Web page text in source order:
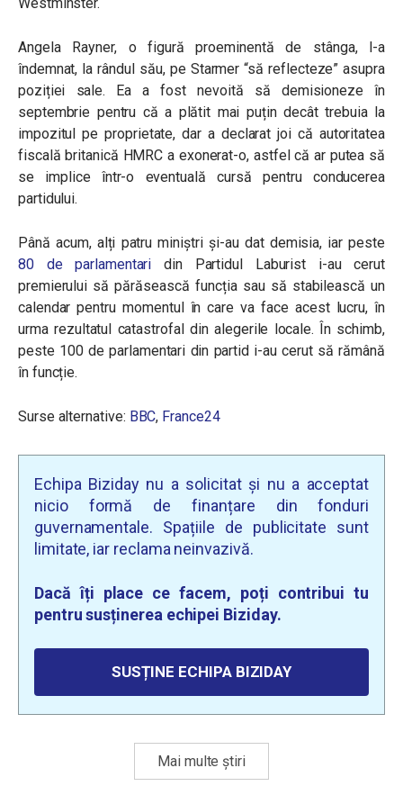
Angela Rayner, o figură proeminentă de stânga, l-a
îndemnat, la rândul său, pe Starmer “să reflecteze” asupra
poziției sale. Ea a fost nevoită să demisioneze în
septembrie pentru că a plătit mai puțin decât trebuia la
impozitul pe proprietate, dar a declarat joi că autoritatea
fiscală britanică HMRC a exonerat-o, astfel că ar putea să
se implice într-o eventuală cursă pentru conducerea
partidului.
Până acum, alți patru miniștri și-au dat demisia, iar peste
80 de parlamentari din Partidul Laburist i-au cerut
premierului să părăsească funcția sau să stabilească un
calendar pentru momentul în care va face acest lucru, în
urma rezultatul catastrofal din alegerile locale. În schimb,
peste 100 de parlamentari din partid i-au cerut să rămână
în funcție.
Surse alternative: BBC, France24
Echipa Biziday nu a solicitat și nu a acceptat
nicio formă de finanțare din fonduri
guvernamentale. Spațiile de publicitate sunt
limitate, iar reclama neinvazivă.
Dacă îți place ce facem, poți contribui tu
pentru susținerea echipei Biziday.
SUSȚINE ECHIPA BIZIDAY
Mai multe știri